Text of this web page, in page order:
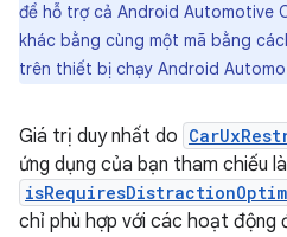
để hỗ trợ cả Android Automotive
khác bằng cùng một mã bằng
trên thiết bị chạy Android
Giá trị duy nhất do
ứng dụng của bạn tham chiếu
chỉ phù hợp với các hoạt động